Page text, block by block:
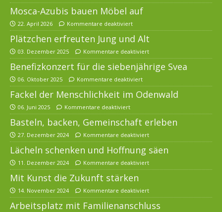
Mosca-Azubis bauen Möbel auf
22. April 2026 Kommentare deaktiviert
Plätzchen erfreuten Jung und Alt
03. Dezember 2025 Kommentare deaktiviert
Benefizkonzert für die siebenjährige Svea
06. Oktober 2025 Kommentare deaktiviert
Fackel der Menschlichkeit im Odenwald
06. Juni 2025 Kommentare deaktiviert
Basteln, backen, Gemeinschaft erleben
27. Dezember 2024 Kommentare deaktiviert
Lächeln schenken und Hoffnung säen
11. Dezember 2024 Kommentare deaktiviert
Mit Kunst die Zukunft stärken
14. November 2024 Kommentare deaktiviert
Arbeitsplatz mit Familienanschluss